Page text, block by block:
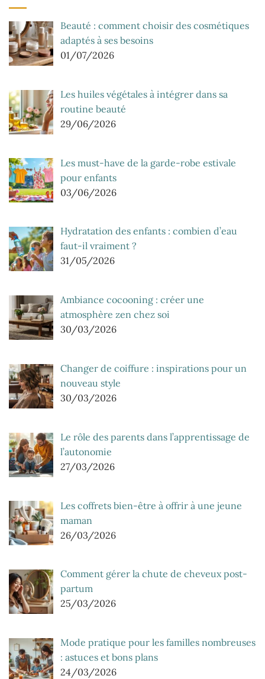
Beauté : comment choisir des cosmétiques
adaptés à ses besoins
01/07/2026
Les huiles végétales à intégrer dans sa
routine beauté
29/06/2026
Les must-have de la garde-robe estivale
pour enfants
03/06/2026
Hydratation des enfants : combien d’eau
faut-il vraiment ?
31/05/2026
Ambiance cocooning : créer une
atmosphère zen chez soi
30/03/2026
Changer de coiffure : inspirations pour un
nouveau style
30/03/2026
Le rôle des parents dans l’apprentissage de
l’autonomie
27/03/2026
Les coffrets bien-être à offrir à une jeune
maman
26/03/2026
Comment gérer la chute de cheveux post-
partum
25/03/2026
Mode pratique pour les familles nombreuses
: astuces et bons plans
24/03/2026